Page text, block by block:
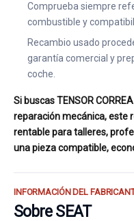
Comprueba siempre
combustible y
Recambio usado
garantía comercial y
coche.
Si buscas TENSOR
reparación mecánica, este
rentable para talleres,
una pieza compatible,
INFORMACIÓN DEL
Sobre SEAT